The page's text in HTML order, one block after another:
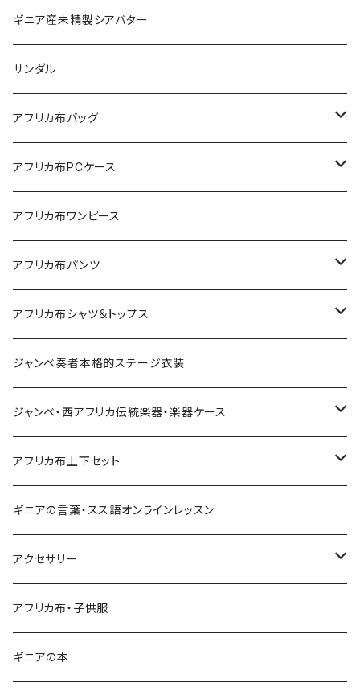
ギニア産未精製シアバター
サンダル
アフリカ布バッグ
Sac shopping rond
Sac shopping carré
petit carré
Pochette
Sacoche
アフリカ布PCケース
アフリカ布iPadケース
アフリカ布ワンピース
アフリカ布パンツ
レディースパンツ
Pantalon Gaucho
Pantalon bermuda
ワイドパンツ♡7分丈
ワイドパンツ♡ロング
ワイドパンツハイウエスト
男女兼用パンツ
アフリカ布シャツ＆トップス
男女兼用シャツ
レディーストップス
ジャンベ奏者本格的ステージ衣装
ジャンベ・西アフリカ伝統楽器・楽器ケース
ジャンベ
ジャンベケース
ドゥンドゥン ベル
アフリカ布上下セット
男女兼用シャツ＆パンツセット
ギニアの言葉・スス語オンラインレッスン
アクセサリー
キーホルダー
ネックレス
アフリカ布・子供服
ギニアの本